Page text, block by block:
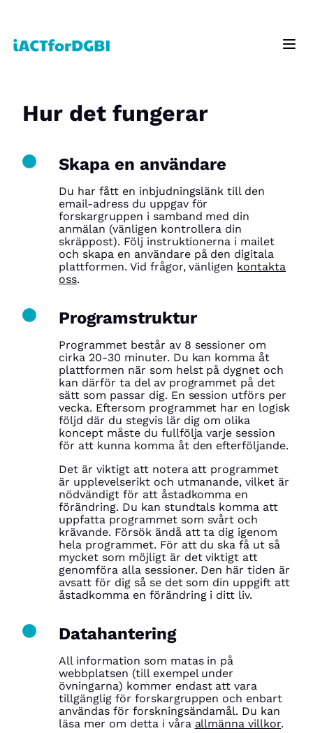
Hur det fungerar
Skapa en användare
Du har fått en inbjudningslänk till den
email-adress du uppgav för
forskargruppen i samband med din
anmälan (vänligen kontrollera din
skräppost). Följ instruktionerna i mailet
och skapa en användare på den digitala
plattformen. Vid frågor, vänligen kontakta
oss.
Programstruktur
Programmet består av 8 sessioner om
cirka 20-30 minuter. Du kan komma åt
plattformen när som helst på dygnet och
kan därför ta del av programmet på det
sätt som passar dig. En session utförs per
vecka. Eftersom programmet har en logisk
följd där du stegvis lär dig om olika
koncept måste du fullfölja varje session
för att kunna komma åt den efterföljande.
Det är viktigt att notera att programmet
är upplevelserikt och utmanande, vilket är
nödvändigt för att åstadkomma en
förändring. Du kan stundtals komma att
uppfatta programmet som svårt och
krävande. Försök ändå att ta dig igenom
hela programmet. För att du ska få ut så
mycket som möjligt är det viktigt att
genomföra alla sessioner. Den här tiden är
avsatt för dig så se det som din uppgift att
åstadkomma en förändring i ditt liv.
Datahantering
All information som matas in på
webbplatsen (till exempel under
övningarna) kommer endast att vara
tillgänglig för forskargruppen och enbart
användas för forskningsändamål. Du kan
läsa mer om detta i våra allmänna villkor.